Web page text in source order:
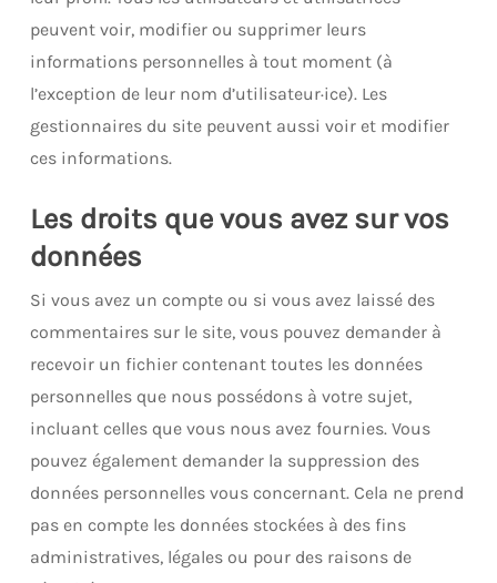
peuvent voir, modifier ou supprimer leurs
informations personnelles à tout moment (à
l’exception de leur nom d’utilisateur·ice). Les
gestionnaires du site peuvent aussi voir et modifier
ces informations.
Les droits que vous avez sur vos
données
Si vous avez un compte ou si vous avez laissé des
commentaires sur le site, vous pouvez demander à
recevoir un fichier contenant toutes les données
personnelles que nous possédons à votre sujet,
incluant celles que vous nous avez fournies. Vous
pouvez également demander la suppression des
données personnelles vous concernant. Cela ne prend
pas en compte les données stockées à des fins
administratives, légales ou pour des raisons de